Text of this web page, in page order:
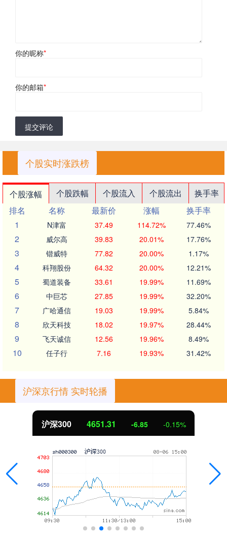
你的昵称*
你的邮箱*
提交评论
个股实时涨跌榜
个股涨幅 个股跌幅 个股流入 个股流出
换手率
排名
名称 最新价 涨幅
换手率
1
N津富 37.49 114.72% 77.46%
2 威尔高 39.83 20.01% 17.76%
3 锴威特 77.82 20.00% 1.17%
4 科翔股份 64.32 20.00% 12.21%
5 蜀道装备 33.61 19.99% 11.69%
6 中巨芯 27.85 19.99% 32.20%
7 广哈通信 19.03 19.99% 5.84%
8 欣天科技 18.02 19.97% 28.44%
9 飞天诚信 12.56 19.96% 8.49%
10 任子行 7.16 19.93% 31.42%
沪深京行情 实时轮播
4651.31 -6.85 -0.15%